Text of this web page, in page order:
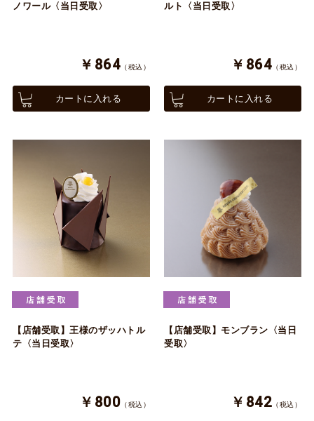
ノワール〈当日受取〉
￥864 （税込）
カートに入れる
ルト〈当日受取〉
￥864 （税込）
カートに入れる
【店舗受取】王様のザッハトル
テ〈当日受取〉
￥800 （税込）
【店舗受取】モンブラン〈当日
受取〉
￥842 （税込）